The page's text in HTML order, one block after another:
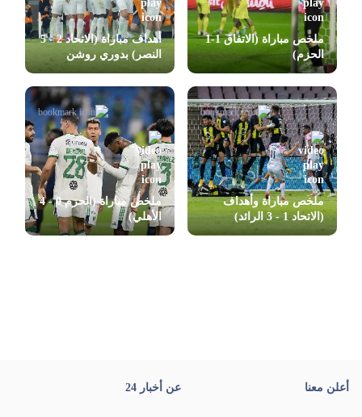
ملخص مباراة (الاتفاق 1-1
الحزم)
أهداف مباراة (الاتحاد 2 - 5
النصر) بدوري روشن
ملخص مباراة وأهداف
(الاتحاد 1 - 3 الرائد)
ملخص مباراة (الحزم 0 - 4
الأهلي)
أعلن معنا عن أخبار 24